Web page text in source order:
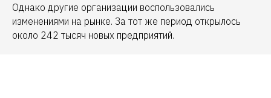
Однако другие организации воспользовались
изменениями на рынке. За тот же период открылось
около 242 тысяч новых предприятий.